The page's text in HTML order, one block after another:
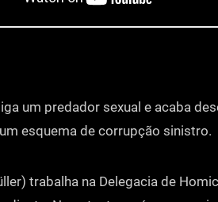
um predador sexual e acaba
esquema de corrupção sinistro.
trabalha na Delegacia de